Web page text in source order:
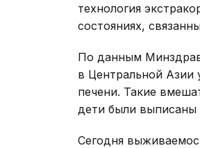
технология
состояниях,
По данным
в Центральной
печени. Такие
дети были
Сегодня